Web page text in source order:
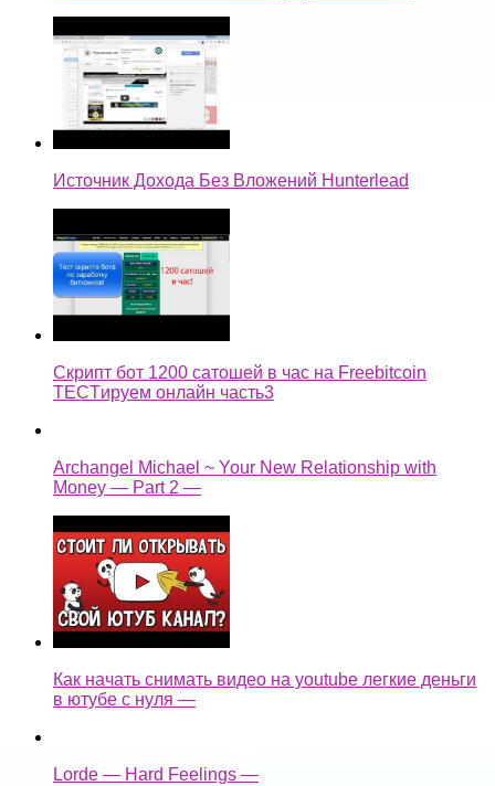
Источник Дохода Без Вложений Hunterlead
Скрипт бот 1200 сатошей в час на Freebitcoin
TECTируем онлайн часть3
Archangel Michael ~ Your New Relationship with
Money — Part 2 —
Как начать снимать видео на youtube легкие деньги
в ютубе с нуля —
Lorde — Hard Feelings —